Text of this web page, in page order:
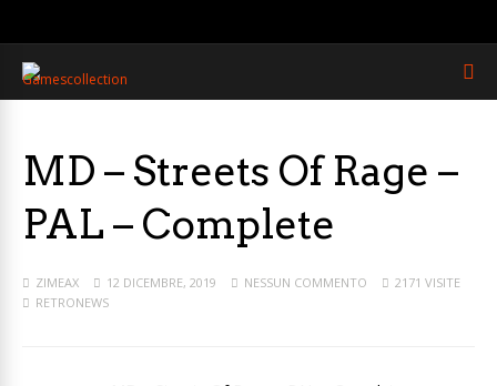
MD – Streets Of Rage –
PAL – Complete
ZIMEAX 12 DICEMBRE, 2019 NESSUN COMMENTO
2171 VISITE
RETRONEWS